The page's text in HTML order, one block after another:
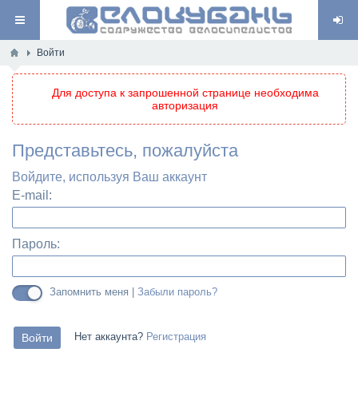
Войти
Для доступа к запрошенной странице необходима
авторизация
Представьтесь, пожалуйста
Войдите, используя Ваш аккаунт
E-mail:
Пароль:
Запомнить меня | Забыли пароль?
Нет аккаунта? Регистрация